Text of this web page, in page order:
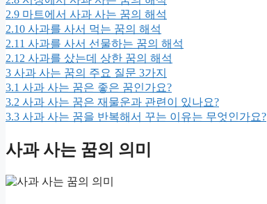
2.9 마트에서 사과 사는 꿈의 해석
2.10 사과를 사서 먹는 꿈의 해석
2.11 사과를 사서 선물하는 꿈의 해석
2.12 사과를 샀는데 상한 꿈의 해석
3 사과 사는 꿈의 주요 질문 3가지
3.1 사과 사는 꿈은 좋은 꿈인가요?
3.2 사과 사는 꿈은 재물운과 관련이 있나요?
3.3 사과 사는 꿈을 반복해서 꾸는 이유는 무엇인가요?
사과 사는 꿈의 의미